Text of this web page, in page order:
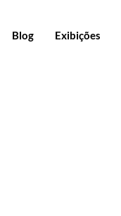
Blog Exibições